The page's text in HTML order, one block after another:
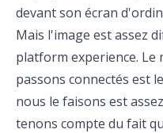
devant son écran
Mais l'image est assez
platform experience. Le
passons connectés est
nous le faisons est
tenons compte du fait